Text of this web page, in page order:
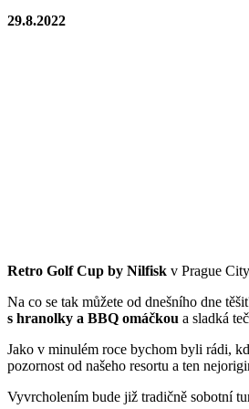
29.8.2022
Retro Golf Cup by Nilfisk v Prague
Na co se tak můžete od dnešního dne
s hranolky a BBQ omáčkou a sladká
Jako v minulém roce bychom byli rádi,
pozornost od našeho resortu a ten
Vyvrcholením bude již tradičně sobotní